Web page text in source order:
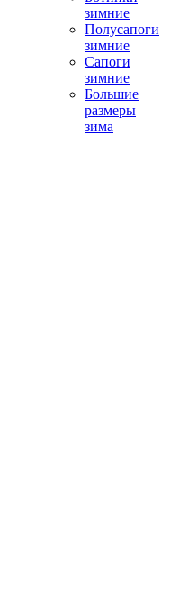
зимние
Полусапоги
зимние
Сапоги
зимние
Большие
размеры
зима